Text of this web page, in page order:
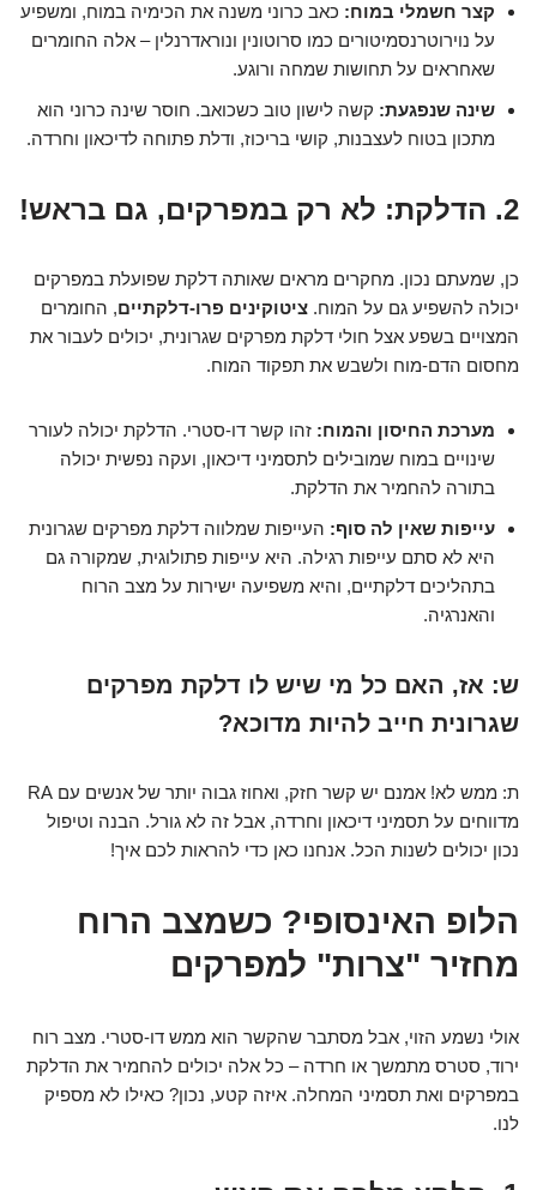
קצר חשמלי במוח: כאב כרוני משנה את הכימיה במוח, ומשפיע
על נוירוטרנסמיטורים כמו סרוטונין ונוראדרנלין – אלה החומרים
שאחראים על תחושות שמחה ורוגע.
שינה שנפגעת: קשה לישון טוב כשכואב. חוסר שינה כרוני הוא
מתכון בטוח לעצבנות, קושי בריכוז, ודלת פתוחה לדיכאון וחרדה.
2. הדלקת: לא רק במפרקים, גם בראש!
כן, שמעתם נכון. מחקרים מראים שאותה דלקת שפועלת במפרקים
יכולה להשפיע גם על המוח. ציטוקינים פרו-דלקתיים, החומרים
המצויים בשפע אצל חולי דלקת מפרקים שגרונית, יכולים לעבור את
מחסום הדם-מוח ולשבש את תפקוד המוח.
מערכת החיסון והמוח: זהו קשר דו-סטרי. הדלקת יכולה לעורר
שינויים במוח שמובילים לתסמיני דיכאון, ועקה נפשית יכולה
בתורה להחמיר את הדלקת.
עייפות שאין לה סוף: העייפות שמלווה דלקת מפרקים שגרונית
היא לא סתם עייפות רגילה. היא עייפות פתולוגית, שמקורה גם
בתהליכים דלקתיים, והיא משפיעה ישירות על מצב הרוח
והאנרגיה.
ש: אז, האם כל מי שיש לו דלקת מפרקים
שגרונית חייב להיות מדוכא?
ת: ממש לא! אמנם יש קשר חזק, ואחוז גבוה יותר של אנשים עם RA
מדווחים על תסמיני דיכאון וחרדה, אבל זה לא גורל. הבנה וטיפול
נכון יכולים לשנות הכל. אנחנו כאן כדי להראות לכם איך!
הלופ האינסופי? כשמצב הרוח
מחזיר "צרות" למפרקים
אולי נשמע הזוי, אבל מסתבר שהקשר הוא ממש דו-סטרי. מצב רוח
ירוד, סטרס מתמשך או חרדה – כל אלה יכולים להחמיר את הדלקת
במפרקים ואת תסמיני המחלה. איזה קטע, נכון? כאילו לא מספיק
לנו.